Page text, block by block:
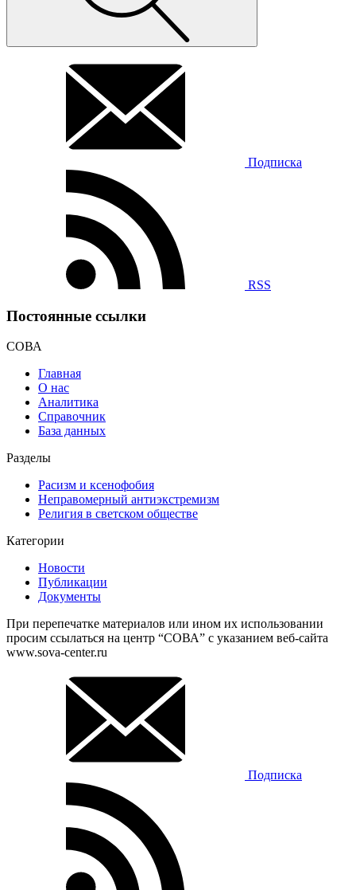
Подписка
RSS
Постоянные ссылки
СОВА
Главная
О нас
Аналитика
Справочник
База данных
Разделы
Расизм и ксенофобия
Неправомерный антиэкстремизм
Религия в светском обществе
Категории
Новости
Публикации
Документы
При перепечатке материалов или ином их использовании
просим ссылаться на центр “СОВА” с указанием веб-сайта
www.sova-center.ru
Подписка